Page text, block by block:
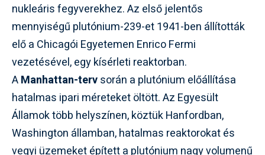
nukleáris fegyverekhez. Az első jelentős
mennyiségű plutónium-239-et 1941-ben állították
elő a Chicagói Egyetemen Enrico Fermi
vezetésével, egy kísérleti reaktorban.
AManhattan-tervsorán a plutónium előállítása
hatalmas ipari méreteket öltött. Az Egyesült
Államok több helyszínen, köztük Hanfordban,
Washington államban, hatalmas reaktorokat és
vegyi üzemeket épített a plutónium nagy volumenű